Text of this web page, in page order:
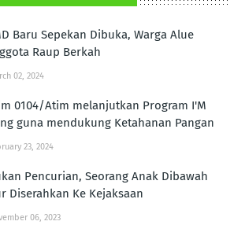
Baru Sepekan Dibuka, Warga Alue
Raup Berkah
02, 2024
0104/Atim melanjutkan Program I'M
guna mendukung Ketahanan Pangan
23, 2024
Pencurian, Seorang Anak Dibawah
Diserahkan Ke Kejaksaan
06, 2023